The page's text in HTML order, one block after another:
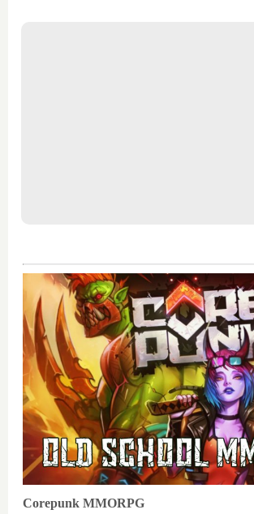
Corepunk MMORPG